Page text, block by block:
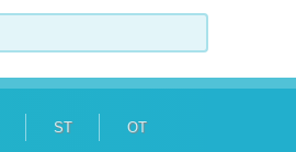
ST OT